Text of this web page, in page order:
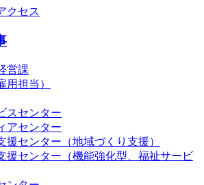
クセス
営課
用担当）
スセンター
アセンター
援センター（地域づくり支援）
援センター（機能強化型、福祉サービ